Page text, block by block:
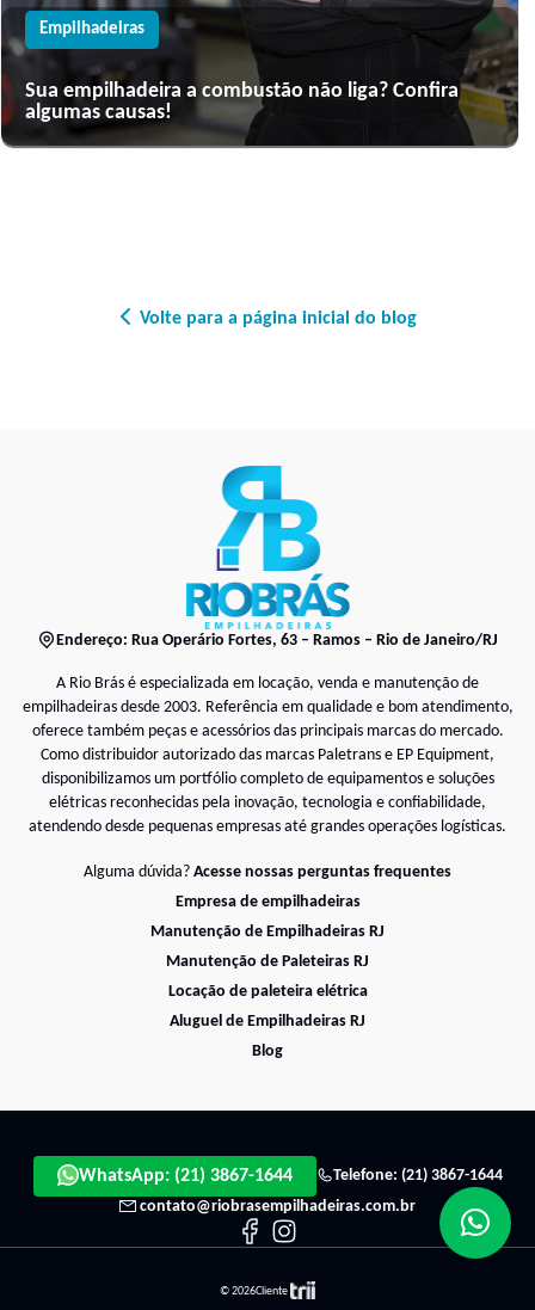
Empilhadeiras
Sua empilhadeira a combustão não liga? Confira
algumas causas!
Volte para a página inicial do blog
Endereço: Rua Operário Fortes, 63 – Ramos – Rio de Janeiro/RJ
A Rio Brás é especializada em locação, venda e manutenção de
empilhadeiras desde 2003. Referência em qualidade e bom atendimento,
oferece também peças e acessórios das principais marcas do mercado.
Como distribuidor autorizado das marcas Paletrans e EP Equipment,
disponibilizamos um portfólio completo de equipamentos e soluções
elétricas reconhecidas pela inovação, tecnologia e confiabilidade,
atendendo desde pequenas empresas até grandes operações logísticas.
Alguma dúvida? Acesse nossas perguntas frequentes
Empresa de empilhadeiras
Manutenção de Empilhadeiras RJ
Manutenção de Paleteiras RJ
Locação de paleteira elétrica
Aluguel de Empilhadeiras RJ
Blog
WhatsApp: (21) 3867-1644 Telefone: (21) 3867-1644
contato@riobrasempilhadeiras.com.br
© 2026Cliente